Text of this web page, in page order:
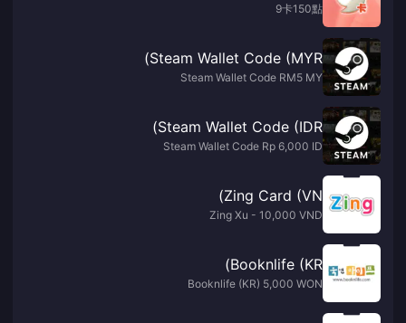
9卡150點
Steam Wallet Code (MYR)
Steam Wallet Code RM5 MY
Steam Wallet Code (IDR)
Steam Wallet Code Rp 6,000 ID
Zing Card (VN)
Zing Xu - 10,000 VND
Booknlife (KR)
Booknlife (KR) 5,000 WON